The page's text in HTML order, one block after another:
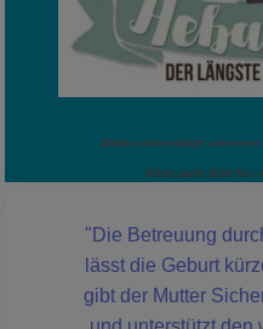
Bitte unterstützt
Klick aufs Bild für
"Die Betreuung
lässt die Geburt
gibt der Mutter